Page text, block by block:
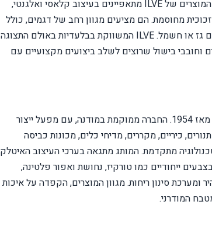
שלILVE מתאפיינים בעיצוב קלאסי ואלגנטי,
מחוסמת. הם מציעים מגוון רחב של דגמים, כולל
גז או חשמל.ILVE המשווקת בבלעדיות באולם התצוגה
בישול שרוצים לשלב ביצועים מקצועיים עם
המתמחה בייצור מוצרי חשמל ביתיים מאז 1954. החברה ממוקמת במודנה, עם מפעל ייצור
כיריים, מקררים, מדיחי כלים, מכונות כביסה
מתקדמת. המותג מתגאה בערכי העיצוב
ייחודיים כמו טורקיז, נחושת ואפור פלטינה,
ומערכת סינון ריחות. מגוון המוצרים, הקפדה על איכות
המודרני.